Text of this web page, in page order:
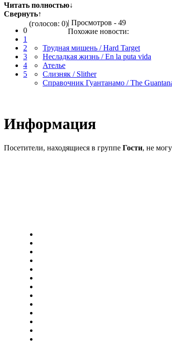
Читать полностью↓
Свернуть↑
0
1
2
3
4
5
(голосов: 0)| Просмотров - 49
Похожие новости:
Трудная мишень / Hard Target
Несладкая жизнь / En la puta vida
Ателье
Слизняк / Slither
Справочник Гуантанамо / The
Информация
Посетители, находящиеся в группе Гости, не